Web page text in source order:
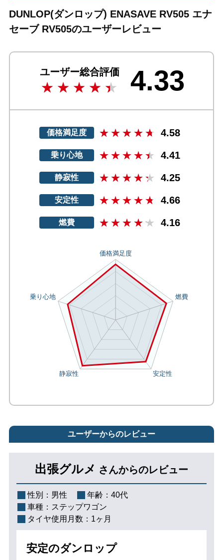
DUNLOP(ダンロップ) ENASAVE RV505 エナ
セーブ RV505のユーザーレビュー
ユーザー総合評価 4.33
価格満足度 4.58
乗り心地 4.41
静寂性 4.25
安定性 4.66
燃費 4.16
ユーザーからのレビュー
出張グルメ さんからのレビュー
性別： 男性 年齢： 40代
車種： ステップワゴン
タイヤ使用月数： 1ヶ月
安定のダンロップ